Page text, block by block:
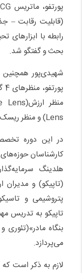
(قابلیت رقابت –
رابطه با ابزارهای
بحث و گفتگو شد.
شهیدی‌پور همچنین
Lens) و منظر ریسک (Risk Lens) را تبیین و تشریح کرد.
در این دوره
کارشناسان
هلدینگ
(تاپیکو) و
پتروشیمی و
تاپیکو به تدریس
بنگاه
می‌پردازد.
لازم به ذکر است